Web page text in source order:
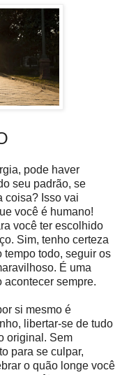
pode haver
seu padrão, se
coisa? Isso vai
você é humano!
você ter escolhido
Sim, tenho certeza
tempo todo, seguir os
É uma
acontecer sempre.
si mesmo é
libertar-se de tudo
original. Sem
para se culpar,
o quão longe você